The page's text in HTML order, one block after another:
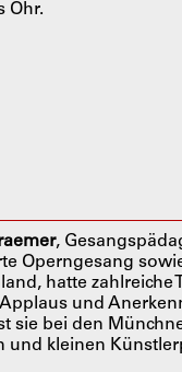
Ohr.
,
Operngesang
hatte
und
sie bei den
und kleinen